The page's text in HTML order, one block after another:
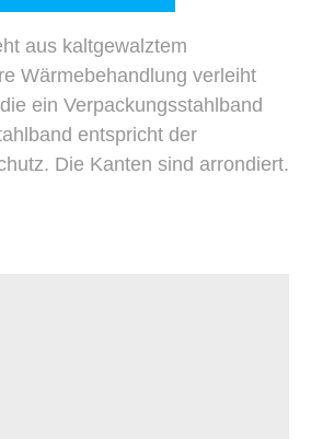
aus kaltgewalztem
Wärmebehandlung verleiht
ein Verpackungsstahlband
entspricht der
Die Kanten sind arrondiert.